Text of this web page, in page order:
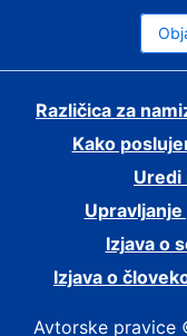
Različica za
Kako
Uredi
Izjava o
Izjava o
Avtorske pravice